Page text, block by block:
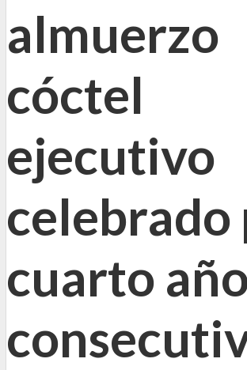
almuerzo
cóctel
ejecutivo
celebrado
cuarto